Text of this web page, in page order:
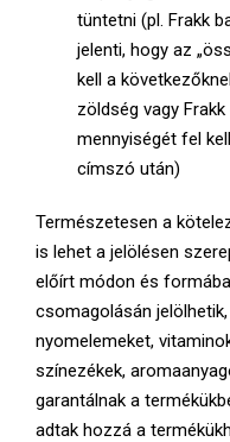
tüntetni (pl. Frakk
jelenti, hogy az
kell a
zöldség vagy
mennyiségét fel
címszó után)
Természetesen a
is lehet a jelölésen
előírt módon és
csomagolásán
nyomelemeket,
színezékek,
garantálnak a
adtak hozzá a